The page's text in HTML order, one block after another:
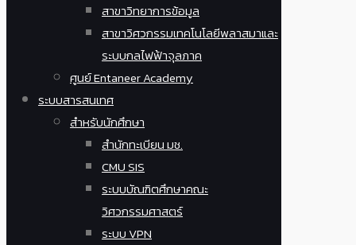
สาขาวิทยาการข้อมูล
สาขาวิศวกรรมเทคโนโลยีพลาสมาและ
ระบบกลไฟฟ้าจุลภาค
ศูนย์ Entaneer Academy
ระบบสารสนเทศ
สำหรับนักศึกษา
สำนักทะเบียน มช.
CMU SIS
ระบบบัณฑิตศึกษาคณะ
วิศวกรรมศาสตร์
ระบบ VPN